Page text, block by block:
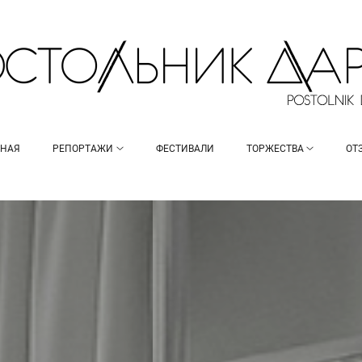
РЕПОРТАЖИ ФЕСТИВАЛИ ТОРЖЕСТВА